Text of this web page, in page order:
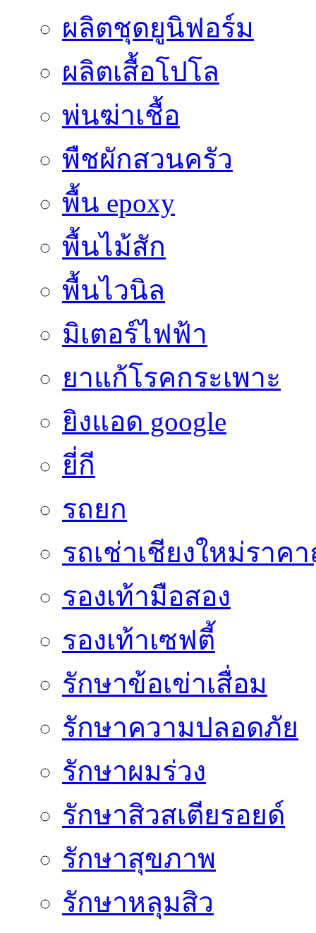
ผลิตชุดยูนิฟอร์ม
ผลิตเสื้อโปโล
พ่นฆ่าเชื้อ
พืชผักสวนครัว
พื้น epoxy
พื้นไม้สัก
พื้นไวนิล
มิเตอร์ไฟฟ้า
ยาแก้โรคกระเพาะ
ยิงแอด google
ยี่กี
รถยก
รถเช่าเชียงใหม่ราค
รองเท้ามือสอง
รองเท้าเซฟตี้
รักษาข้อเข่าเสื่อม
รักษาความปลอดภัย
รักษาผมร่วง
รักษาสิวสเตียรอยด์
รักษาสุขภาพ
รักษาหลุมสิว